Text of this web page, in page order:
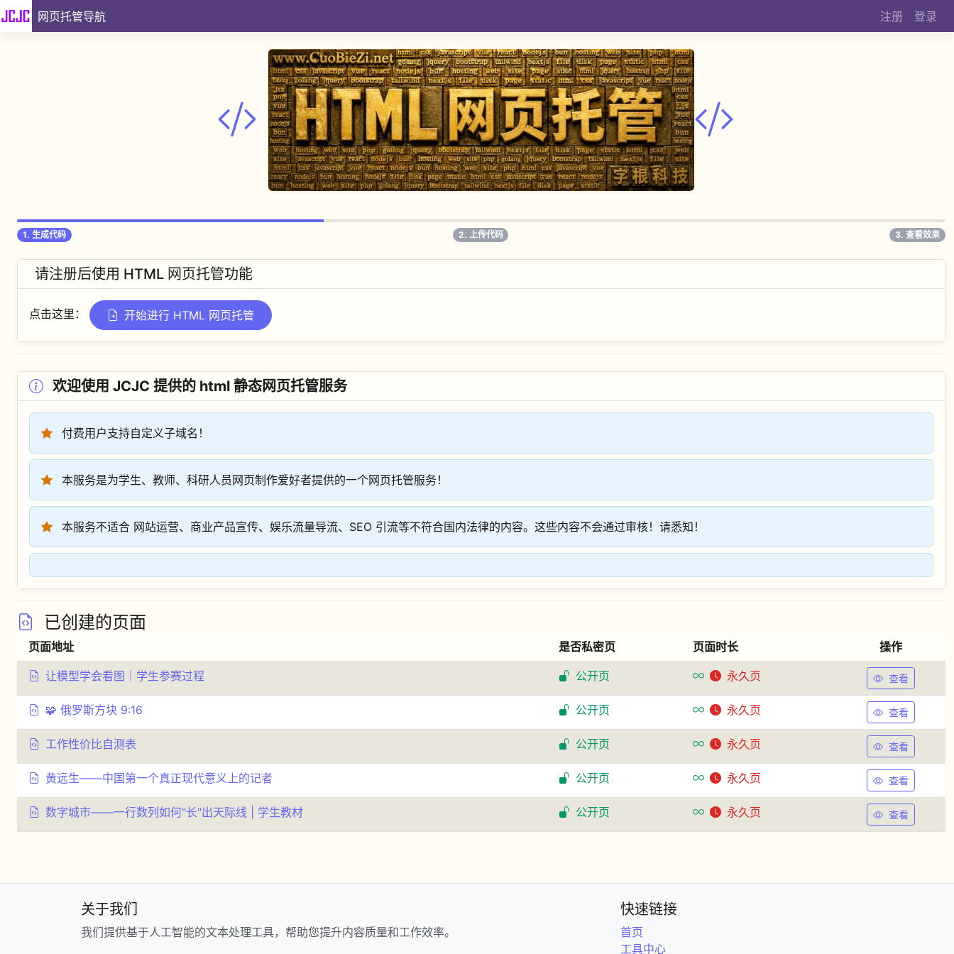
网页托管导航 注册 登录
1. 生成代码 2. 上传代码 3. 查看效果
请注册后使用 HTML 网页托管功能
点击这里： 开始进行 HTML 网页托管
欢迎使用 JCJC 提供的 html 静态网页托管服务
付费用户支持自定义子域名！
本服务是为学生、教师、科研人员网页制作爱好者提供的一个网页托管服务！
本服务不适合 网站运营、商业产品宣传、娱乐流量导流、SEO 引流等不符合国内法律的内容。这些内容不会通过审核！请悉知！
已创建的页面
页面地址 是否私密页 页面时长 操作
让模型学会看图｜学生参赛过程 公开页 永久页 查看
🧩 俄罗斯方块 9:16 公开页 永久页 查看
工作性价比自测表 公开页 永久页 查看
黄远生——中国第一个真正现代意义上的记者 公开页 永久页 查看
数字城市——一行数列如何"长"出天际线 | 学生教材 公开页 永久页 查看
关于我们
我们提供基于人工智能的文本处理工具，帮助您提升内容质量和工作效率。
快速链接
首页
工具中心